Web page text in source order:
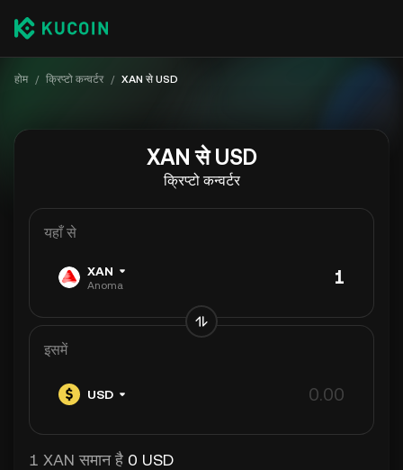
होम / क्रिप्टो कन्वर्टर / XAN से USD
XAN से USD
क्रिप्टो कन्वर्टर
यहाँ से
XAN
Anoma
इसमें
USD
1 XAN समान है 0 USD